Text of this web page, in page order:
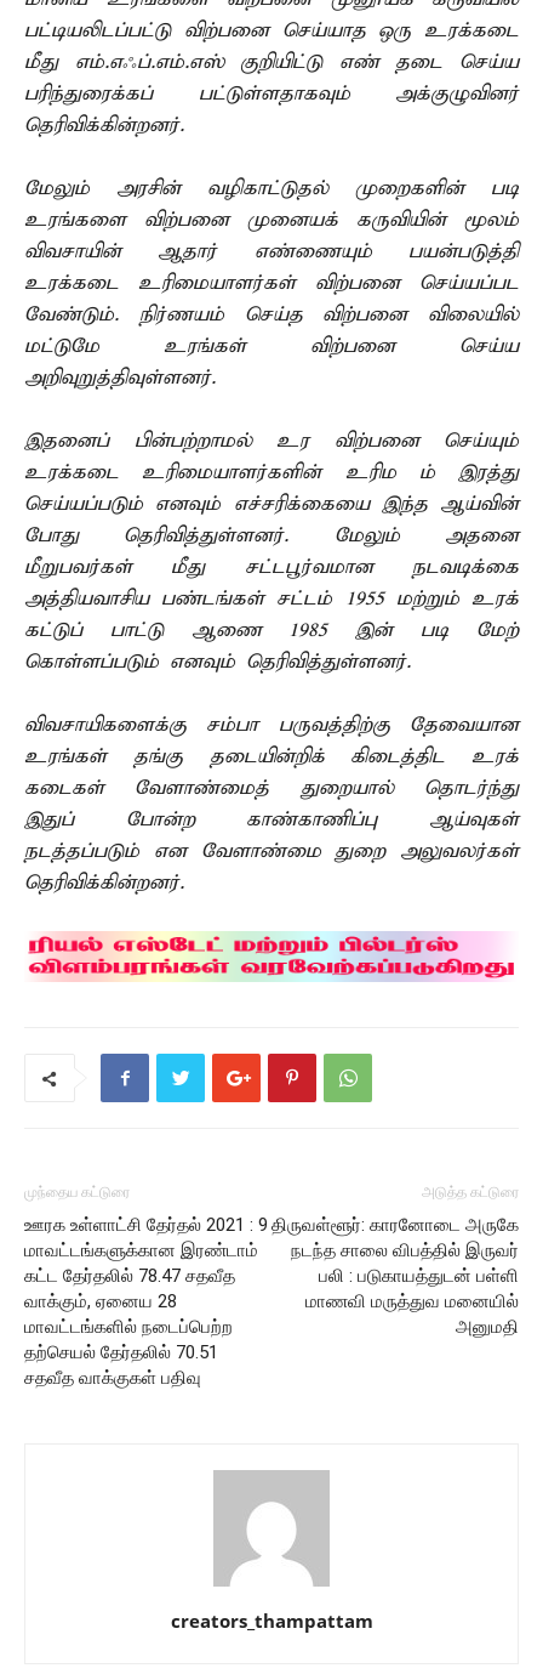
பட்டியலிடப்பட்டு விற்பனை செய்யாத ஒரு உரக்கடை
மீது எம்.எஃப்.எம்.எஸ் குறியிட்டு எண் தடை செய்ய
பரிந்துரைக்கப் பட்டுள்ளதாகவும் அக்குழுவினர்
தெரிவிக்கின்றனர்.
மேலும் அரசின் வழிகாட்டுதல் முறைகளின் படி
உரங்களை விற்பனை முனையக் கருவியின் மூலம்
விவசாயின் ஆதார் எண்ணையும் பயன்படுத்தி
உரக்கடை உரிமையாளர்கள் விற்பனை செய்யப்பட
வேண்டும். நிர்ணயம் செய்த விற்பனை விலையில்
மட்டுமே உரங்கள் விற்பனை செய்ய
அறிவுறுத்திவுள்ளனர்.
இதனைப் பின்பற்றாமல் உர விற்பனை செய்யும்
உரக்கடை உரிமையாளர்களின் உரிம ம் இரத்து
செய்யப்படும் எனவும் எச்சரிக்கையை இந்த ஆய்வின்
போது தெரிவித்துள்ளனர். மேலும் அதனை
மீறுபவர்கள் மீது சட்டபூர்வமான நடவடிக்கை
அத்தியவாசிய பண்டங்கள் சட்டம் 1955 மற்றும் உரக்
கட்டுப் பாட்டு ஆணை 1985 இன் படி மேற்
கொள்ளப்படும் எனவும் தெரிவித்துள்ளனர்.
விவசாயிகளைக்கு சம்பா பருவத்திற்கு தேவையான
உரங்கள் தங்கு தடையின்றிக் கிடைத்திட உரக்
கடைகள் வேளாண்மைத் துறையால் தொடர்ந்து
இதுப் போன்ற காண்காணிப்பு ஆய்வுகள்
நடத்தப்படும் என வேளாண்மை துறை அலுவலர்கள்
தெரிவிக்கின்றனர்.
முந்தைய கட்டுரை
ஊரக உள்ளாட்சி தேர்தல் 2021 : 9
மாவட்டங்களுக்கான இரண்டாம்
கட்ட தேர்தலில் 78.47 சதவீத
வாக்கும், ஏனைய 28
மாவட்டங்களில் நடைப்பெற்ற
தற்செயல் தேர்தலில் 70.51
சதவீத வாக்குகள் பதிவு
அடுத்த கட்டுரை
திருவள்ளூர்: காரனோடை அருகே
நடந்த சாலை விபத்தில் இருவர்
பலி : படுகாயத்துடன் பள்ளி
மாணவி மருத்துவ மனையில்
அனுமதி
creators_thampattam